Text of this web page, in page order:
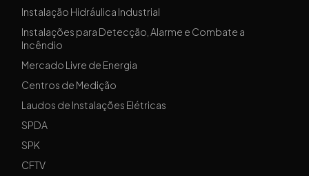
Instalação Hidráulica Industrial
Instalações para Detecção, Alarme e Combate a
Incêndio
Mercado Livre de Energia
Centros de Medição
Laudos de Instalações Elétricas
SPDA
SPK
CFTV